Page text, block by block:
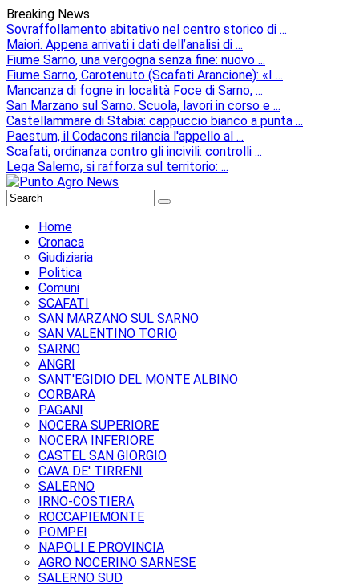
Breaking News
Sovraffollamento abitativo nel centro storico di ...
Maiori. Appena arrivati i dati dell’analisi di ...
Fiume Sarno, una vergogna senza fine: nuovo ...
Fiume Sarno, Carotenuto (Scafati Arancione): «I ...
Mancanza di fogne in località Foce di Sarno, ...
San Marzano sul Sarno. Scuola, lavori in corso e ...
Castellammare di Stabia: cappuccio bianco a punta ...
Paestum, il Codacons rilancia l'appello al ...
Scafati, ordinanza contro gli incivili: controlli ...
Lega Salerno, si rafforza sul territorio: ...
Home
Cronaca
Giudiziaria
Politica
Comuni
SCAFATI
SAN MARZANO SUL SARNO
SAN VALENTINO TORIO
SARNO
ANGRI
SANT'EGIDIO DEL MONTE ALBINO
CORBARA
PAGANI
NOCERA SUPERIORE
NOCERA INFERIORE
CASTEL SAN GIORGIO
CAVA DE' TIRRENI
SALERNO
IRNO-COSTIERA
ROCCAPIEMONTE
POMPEI
NAPOLI E PROVINCIA
AGRO NOCERINO SARNESE
SALERNO SUD